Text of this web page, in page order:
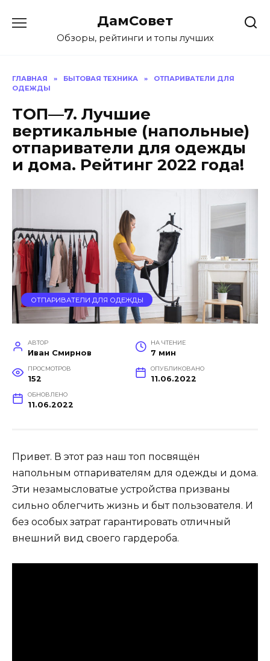
содержанию
ДамСовет
Обзоры, рейтинги и топы лучших
ГЛАВНАЯ » БЫТОВАЯ ТЕХНИКА »
ОТПАРИВАТЕЛИ ДЛЯ
ОДЕЖДЫ
ТОП—7. Лучшие
вертикальные (напольные)
отпариватели для одежды
и дома. Рейтинг 2022 года!
ОТПАРИВАТЕЛИ ДЛЯ ОДЕЖДЫ
АВТОР
Иван Смирнов
НА ЧТЕНИЕ
7 мин
ПРОСМОТРОВ
152
ОПУБЛИКОВАНО
11.06.2022
ОБНОВЛЕНО
11.06.2022
Привет. В этот раз наш топ посвящён
напольным отпаривателям для одежды и дома.
Эти незамысловатые устройства призваны
сильно облегчить жизнь и быт пользователя. И
без особых затрат гарантировать отличный
внешний вид своего гардероба.